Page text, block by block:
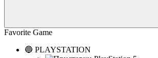
Favorite Game
🔵 PLAYSTATION